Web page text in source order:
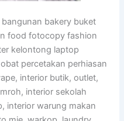
bakery buket
food fotocopy fashion
kelontong laptop
percetakan perhiasan
interior butik, outlet,
interior sekolah
interior warung makan